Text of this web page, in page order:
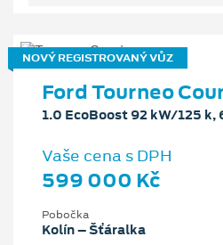
NOVÝ REGISTROVANÝ VŮZ
Ford Tourneo
1.0 EcoBoost 92 kW/125 k,
Vaše cena s DPH
599 000 Kč
Pobočka
Kolín – Šťáralka